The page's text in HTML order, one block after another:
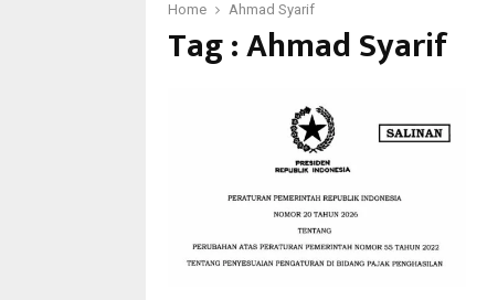
Home Ahmad Syarif
Tag : Ahmad Syarif